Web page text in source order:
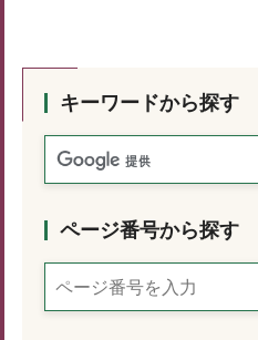
キーワードから探す
ページ番号から探す